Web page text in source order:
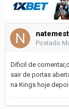
Postado
Díficil de
sair de portas
na Kings hoje